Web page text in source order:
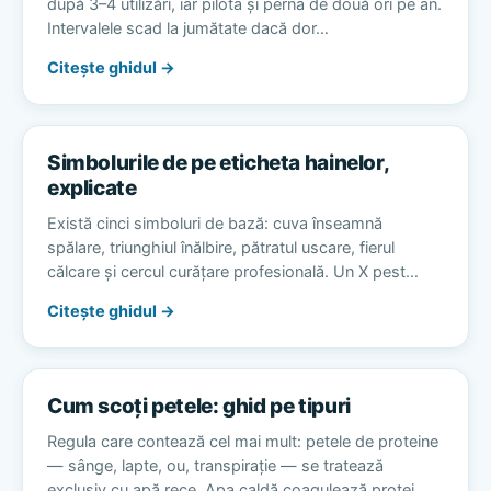
după 3–4 utilizări, iar pilota și perna de două ori pe an.
Intervalele scad la jumătate dacă dor…
Citește ghidul →
Simbolurile de pe eticheta hainelor,
explicate
Există cinci simboluri de bază: cuva înseamnă
spălare, triunghiul înălbire, pătratul uscare, fierul
călcare și cercul curățare profesională. Un X pest…
Citește ghidul →
Cum scoți petele: ghid pe tipuri
Regula care contează cel mai mult: petele de proteine
— sânge, lapte, ou, transpirație — se tratează